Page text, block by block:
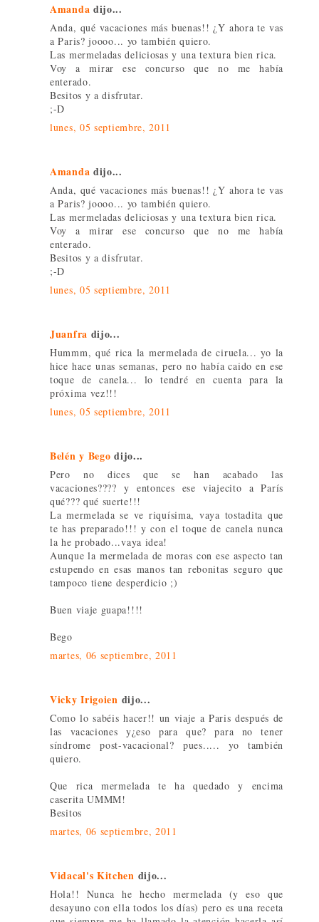
Amanda dijo...
Anda, qué vacaciones más buenas!! ¿Y ahora te vas
a Paris? joooo... yo también quiero.
Las mermeladas deliciosas y una textura bien rica.
Voy a mirar ese concurso que no me había
enterado.
Besitos y a disfrutar.
;-D
lunes, 05 septiembre, 2011
Amanda dijo...
Anda, qué vacaciones más buenas!! ¿Y ahora te vas
a Paris? joooo... yo también quiero.
Las mermeladas deliciosas y una textura bien rica.
Voy a mirar ese concurso que no me había
enterado.
Besitos y a disfrutar.
;-D
lunes, 05 septiembre, 2011
Juanfra dijo...
Hummm, qué rica la mermelada de ciruela... yo la
hice hace unas semanas, pero no había caido en ese
toque de canela... lo tendré en cuenta para la
próxima vez!!!
lunes, 05 septiembre, 2011
Belén y Bego dijo...
Pero no dices que se han acabado las
vacaciones???? y entonces ese viajecito a París
qué??? qué suerte!!!
La mermelada se ve riquísima, vaya tostadita que
te has preparado!!! y con el toque de canela nunca
la he probado...vaya idea!
Aunque la mermelada de moras con ese aspecto tan
estupendo en esas manos tan rebonitas seguro que
tampoco tiene desperdicio ;)
Buen viaje guapa!!!!
Bego
martes, 06 septiembre, 2011
Vicky Irigoien dijo...
Como lo sabéis hacer!! un viaje a Paris después de
las vacaciones y¿eso para que? para no tener
síndrome post-vacacional? pues..... yo también
quiero.
Que rica mermelada te ha quedado y encima
caserita UMMM!
Besitos
martes, 06 septiembre, 2011
Vidacal's Kitchen dijo...
Hola!! Nunca he hecho mermelada (y eso que
desayuno con ella todos los días) pero es una receta